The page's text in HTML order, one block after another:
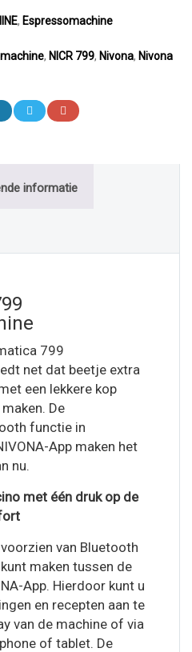
, Espressomachine
, NICR 799, Nivona, Nivona
informatie
799
net dat beetje extra
een lekkere kop
De
functie in
App maken het
nu.
met één druk op de
van Bluetooth
maken tussen de
App. Hierdoor kunt u
en recepten aan te
van de machine of via
of tablet. De